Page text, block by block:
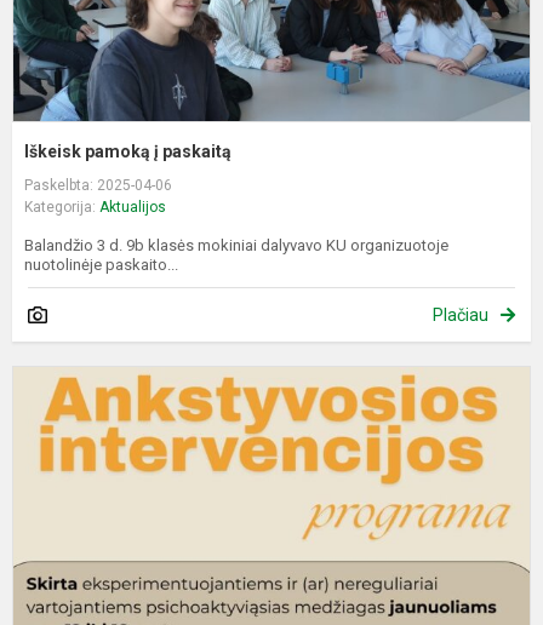
Iškeisk pamoką į paskaitą
Paskelbta: 2025-04-06
Kategorija: Aktualijos
Balandžio 3 d. 9b klasės mokiniai dalyvavo KU organizuotoje
nuotolinėje paskaito...
Plačiau